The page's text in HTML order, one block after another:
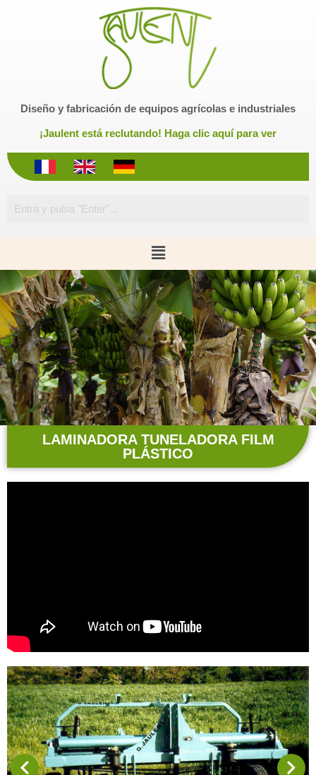
n
e
o
Diseño y fabricación de equipos agrícolas e industriales
¡Jaulent está reclutando! Haga clic aquí para ver
LAMINADORA TUNELADORA FILM
PLÁSTICO